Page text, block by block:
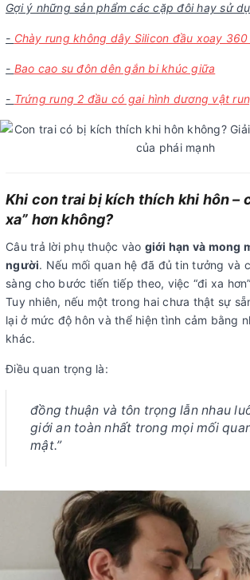
Gợi ý những sản phẩm các cặp đôi hay sử
- Chày rung không dây Silicon đầu xoay
- Bao cao su đôn dên gắn bi khúc giữa
- Trứng rung 2 đầu có gai hình dương vật
Khi con trai bị kích thích khi hôn –
xa” hơn không?
Câu trả lời phụ thuộc vào giới hạn và mong
người. Nếu mối quan hệ đã đủ tin tưởng và
sàng cho bước tiến tiếp theo, việc “đi xa
Tuy nhiên, nếu một trong hai chưa thật sự
lại ở mức độ hôn và thể hiện tình cảm bằng
khác.
Điều quan trọng là:
đồng thuận và tôn trọng lẫn nhau
giới an toàn nhất trong mọi mối
mật.”